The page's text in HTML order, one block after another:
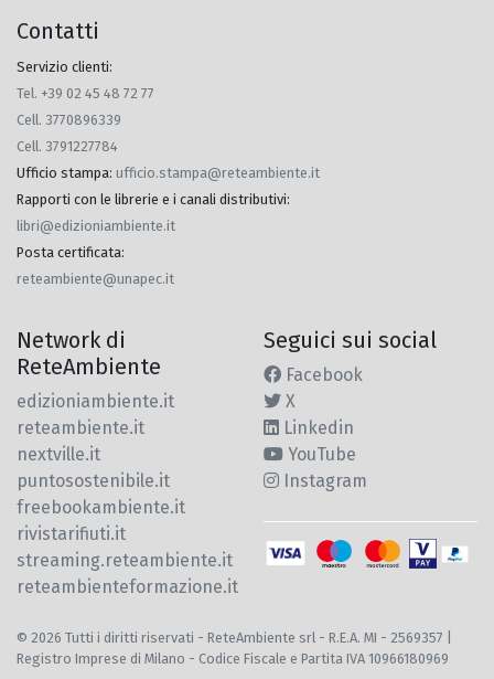
Contatti
Servizio clienti:
Tel. +39 02 45 48 72 77
Cell. 3770896339
Cell. 3791227784
Ufficio stampa: ufficio.stampa@reteambiente.it
Rapporti con le librerie e i canali distributivi:
libri@edizioniambiente.it
Posta certificata:
reteambiente@unapec.it
Network di
ReteAmbiente
edizioniambiente.it
reteambiente.it
nextville.it
puntosostenibile.it
freebookambiente.it
rivistarifiuti.it
streaming.reteambiente.it
reteambienteformazione.it
Seguici sui social
Facebook
X
Linkedin
YouTube
Instagram
© 2026 Tutti i diritti riservati - ReteAmbiente srl - R.E.A. MI - 2569357 |
Registro Imprese di Milano - Codice Fiscale e Partita IVA 10966180969